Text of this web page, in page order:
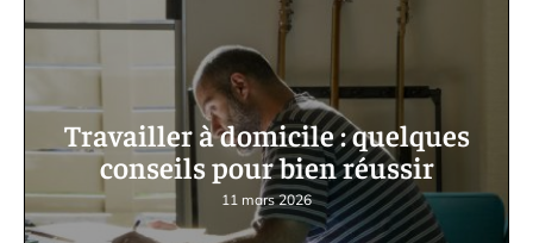
Travailler à domicile : quelques
conseils pour bien réussir
11 mars 2026